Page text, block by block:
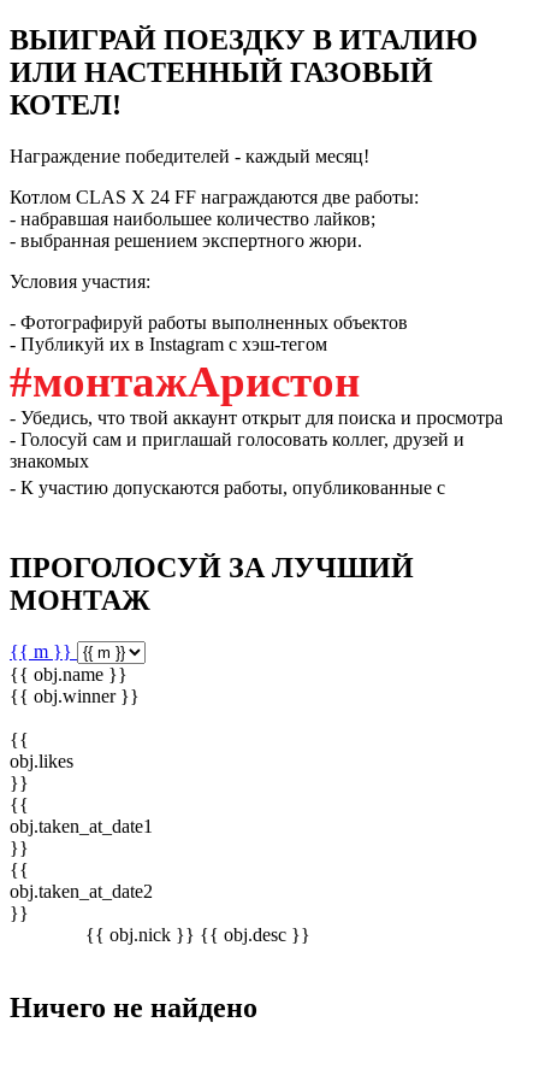
ВЫИГРАЙ ПОЕЗДКУ В ИТАЛИЮ
ИЛИ НАСТЕННЫЙ ГАЗОВЫЙ
КОТЕЛ!
Награждение победителей - каждый месяц!
Котлом CLAS X 24 FF награждаются две работы:
- набравшая наибольшее количество лайков;
- выбранная решением экспертного жюри.
Условия участия:
- Фотографируй работы выполненных объектов
- Публикуй их в Instagram с хэш-тегом
#монтажАристон
- Убедись, что твой аккаунт открыт для поиска и просмотра
- Голосуй сам и приглашай голосовать коллег, друзей и
знакомых
- К участию допускаются работы, опубликованные с
ПРОГОЛОСУЙ ЗА ЛУЧШИЙ
МОНТАЖ
{{ m }}
{{ obj.name }}
{{ obj.winner }}
{{
obj.likes
}}
{{
obj.taken_at_date1
}}
{{
obj.taken_at_date2
}}
{{ obj.nick }} {{ obj.desc }}
Ничего не найдено